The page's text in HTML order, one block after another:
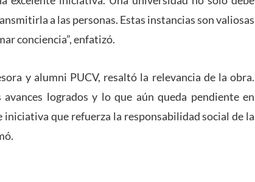
a las personas. Estas instancias son valiosas
conciencia”, enfatizó.
y alumni PUCV, resaltó la relevancia de la obra.
logrados y lo que aún queda pendiente en
iniciativa que refuerza la responsabilidad social de la